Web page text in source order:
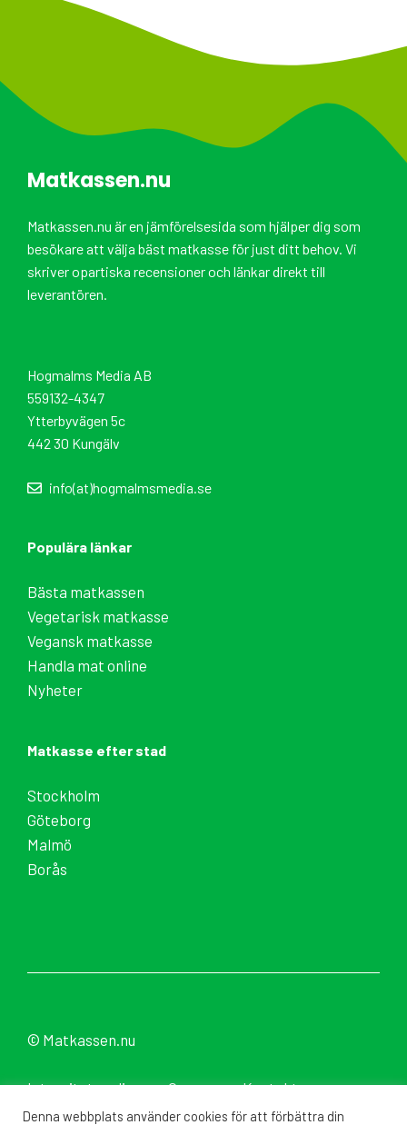
Matkassen.nu
Matkassen.nu är en jämförelsesida som hjälper dig som
besökare att välja bäst matkasse för just ditt behov. Vi
skriver opartiska recensioner och länkar direkt till
leverantören.
Hogmalms Media AB
559132-4347
Ytterbyvägen 5c
442 30 Kungälv
info(at)hogmalmsmedia.se
Populära länkar
Bästa matkassen
Vegetarisk matkasse
Vegansk matkasse
Handla mat online
Nyheter
Matkasse efter stad
Stockholm
Göteborg
Malmö
Borås
© Matkassen.nu
Integritetspolicy Om oss Kontakt
Denna webbplats använder cookies för att förbättra din